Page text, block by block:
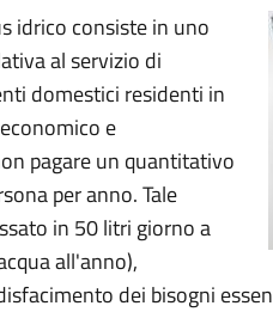
idrico consiste in uno
al servizio di
domestici residenti in
e
pagare un quantitativo
per anno. Tale
in 50 litri giorno a
all'anno),
dei bisogni